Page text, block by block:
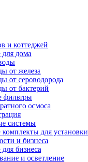
и коттеджей
дома
от железа
от сероводорода
от бактерий
фильтры
осмоса
системы
для установки
и бизнеса
бизнеса
и осветление